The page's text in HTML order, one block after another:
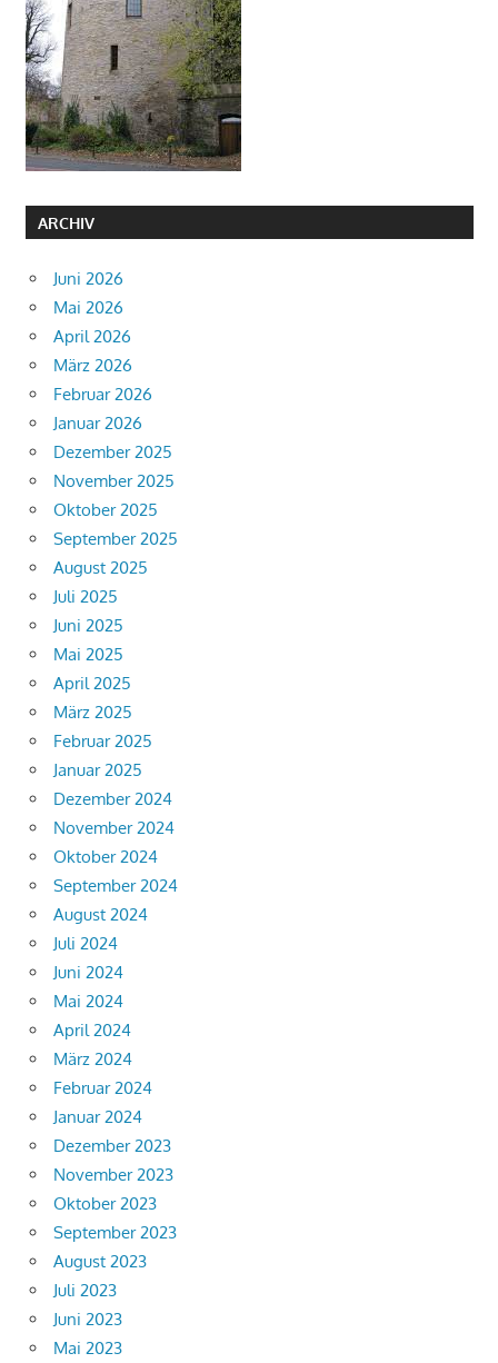
ARCHIV
Juni 2026
Mai 2026
April 2026
März 2026
Februar 2026
Januar 2026
Dezember 2025
November 2025
Oktober 2025
September 2025
August 2025
Juli 2025
Juni 2025
Mai 2025
April 2025
März 2025
Februar 2025
Januar 2025
Dezember 2024
November 2024
Oktober 2024
September 2024
August 2024
Juli 2024
Juni 2024
Mai 2024
April 2024
März 2024
Februar 2024
Januar 2024
Dezember 2023
November 2023
Oktober 2023
September 2023
August 2023
Juli 2023
Juni 2023
Mai 2023